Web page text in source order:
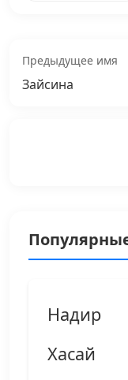
Предыдущее имя
Зайсина
Надир
Хасай